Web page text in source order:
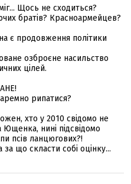
Щось не сходиться?
братів? Красноармейцев?
є продовження політики
озброєне насильство
цілей.
рипатися?
хто у 2010 свідомо не
нині підсвідомо
псів ланцюгових?!
що скласти собі оцінку...